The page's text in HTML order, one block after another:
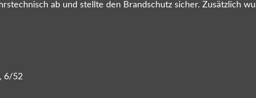
ab und stellte den Brandschutz sicher. Zusätzlich
6/52